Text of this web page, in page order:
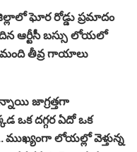
ఘోర రోడ్డు ప్రమాదం
ఆర్టీసీ బస్సు లోయలో
తీవ్ర గాయాలు
జాగ్రత్తగా
ఒక దగ్గర ఏదో ఒక
ముఖ్యంగా లోయల్లో వెళ్తున్న